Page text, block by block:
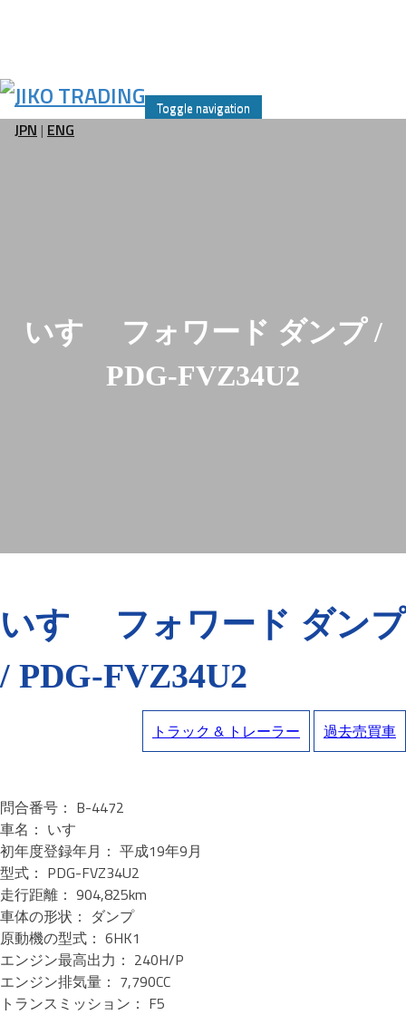
Skip
content
Toggle navigation
JPN | ENG
いすゞ フォワード ダンプ /
PDG-FVZ34U2
いすゞ フォワード ダンプ
/ PDG-FVZ34U2
トラック & トレーラー 過去売買車
問合番号： B-4472
車名： いすゞ
初年度登録年月： 平成19年9月
型式： PDG-FVZ34U2
走行距離： 904,825km
車体の形状： ダンプ
原動機の型式： 6HK1
エンジン最高出力： 240H/P
エンジン排気量： 7,790CC
トランスミッション： F5